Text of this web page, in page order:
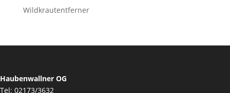
Wildkrautentferner
Haubenwallner OG
Tel: 02173/3632